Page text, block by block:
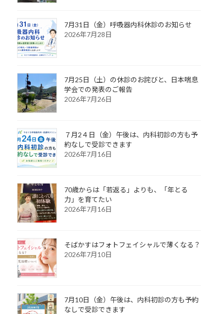
7月31日（金）呼吸器内科休診のお知らせ
2026年7月28日
7月25日（土）の休診のお詫びと、日本喘息
学会での発表のご報告
2026年7月26日
７月2４日（金）午後は、内科初診の方も予
約なしで受診できます
2026年7月16日
70歳からは「若返る」よりも、「年とる
力」を育てたい
2026年7月16日
そばかすはフォトフェイシャルで薄くなる？
2026年7月10日
7月10日（金）午後は、内科初診の方も予約
なしで受診できます